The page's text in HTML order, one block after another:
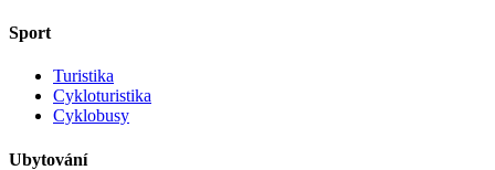
Sport
Turistika
Cykloturistika
Cyklobusy
Ubytování